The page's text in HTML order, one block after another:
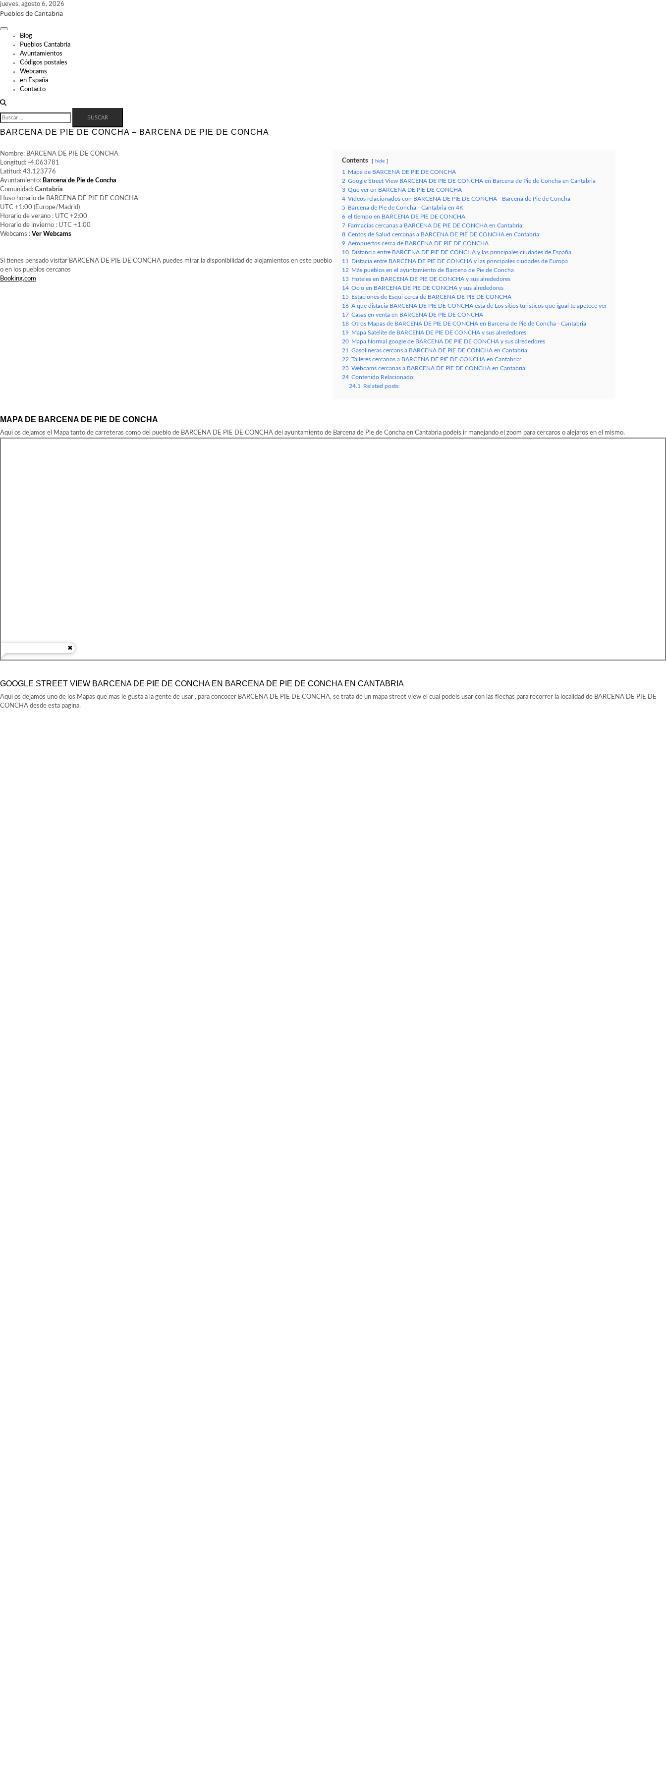
Skip
to
jueves, agosto 6, 2026
Pueblos de Cantabria
Blog
Pueblos Cantabria
Ayuntamientos
Códigos postales
Webcams
en España
Contacto
BUSCAR:
BARCENA DE PIE DE CONCHA – BARCENA DE PIE DE CONCHA
Nombre: BARCENA DE PIE DE CONCHA
Longitud: -4.063781
Latitud: 43.123776
Ayuntamiento: Barcena de Pie de Concha
Comunidad: Cantabria
Huso horario de BARCENA DE PIE DE CONCHA
UTC +1:00 (Europe/Madrid)
Horario de verano : UTC +2:00
Horario de invierno : UTC +1:00
Webcams : Ver Webcams
Si tienes pensado visitar BARCENA DE PIE DE CONCHA puedes mirar la disponibilidad de alojamientos en este pueblo
o en los pueblos cercanos
Booking.com
Contents hide
1
Mapa de BARCENA DE PIE DE CONCHA
2 Google Street View BARCENA DE PIE DE CONCHA en Barcena de Pie de Concha en Cantabria
3 Que ver en BARCENA DE PIE DE CONCHA
4 Vídeos relacionados con BARCENA DE PIE DE CONCHA - Barcena de Pie de Concha
5
Bárcena de Pie de Concha - Cantabria en 4K
6 el tiempo en BARCENA DE PIE DE CONCHA
7
Farmacias cercanas a BARCENA DE PIE DE CONCHA en Cantabria:
8 Centos de Salud cercanas a BARCENA DE PIE DE CONCHA en Cantabria:
9 Aeropuertos cerca de BARCENA DE PIE DE CONCHA
10
Distancia entre BARCENA DE PIE DE CONCHA y las principales ciudades de España
11
Distacia entre BARCENA DE PIE DE CONCHA y las principales ciudades de Europa
12
Más pueblos en el ayuntamiento de Barcena de Pie de Concha
13
Hoteles en BARCENA DE PIE DE CONCHA y sus alrededores
14 Ocio en BARCENA DE PIE DE CONCHA y sus alrededores
15
Estaciones de Esqui cerca de BARCENA DE PIE DE CONCHA
16 A que distacia BARCENA DE PIE DE CONCHA esta de Los sitios turisticos que igual te apetece ver
17 Casas en venta en BARCENA DE PIE DE CONCHA
18 Otros Mapas de BARCENA DE PIE DE CONCHA en Barcena de Pie de Concha - Cantabria
19
Mapa Satelite de BARCENA DE PIE DE CONCHA y sus alrededores
20
Mapa Normal google de BARCENA DE PIE DE CONCHA y sus alrededores
21
Gasolineras cercans a BARCENA DE PIE DE CONCHA en Cantabria:
22 Talleres cercanos a BARCENA DE PIE DE CONCHA en Cantabria:
23 Webcams cercanas a BARCENA DE PIE DE CONCHA en Cantabria:
24 Contenido Relacionado:
24.1
Related posts:
MAPA DE BARCENA DE PIE DE CONCHA
Aqui os dejamos el Mapa tanto de carreteras como del pueblo de BARCENA DE PIE DE CONCHA del ayuntamiento de Barcena de Pie de Concha en Cantabria podeis ir manejando el zoom para cercaros o alejaros en el mismo.
GOOGLE STREET VIEW BARCENA DE PIE DE CONCHA EN BARCENA DE PIE DE CONCHA EN CANTABRIA
Aqui os dejamos uno de los Mapas que mas le gusta a la gente de usar , para concocer BARCENA DE PIE DE CONCHA, se trata de un mapa street view el cual podeis usar con las flechas para recorrer la localidad de BARCENA DE PIE DE
CONCHA desde esta pagina.